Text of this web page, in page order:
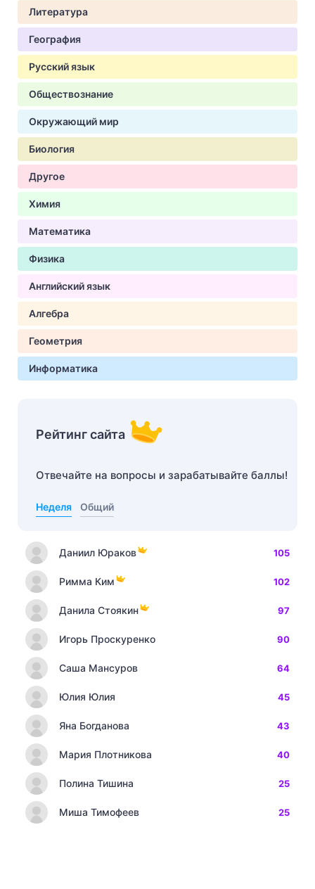
Литература
География
Русский язык
Обществознание
Окружающий мир
Биология
Другое
Химия
Математика
Физика
Английский язык
Алгебра
Геометрия
Информатика
Рейтинг сайта
Отвечайте на вопросы и зарабатывайте баллы!
Неделя Общий
Даниил Юраков 105
Римма Ким 102
Данила Стоякин 97
Игорь Проскуренко 90
Саша Мансуров 64
Юлия Юлия 45
Яна Богданова 43
Мария Плотникова 40
Полина Тишина 25
Миша Тимофеев 25